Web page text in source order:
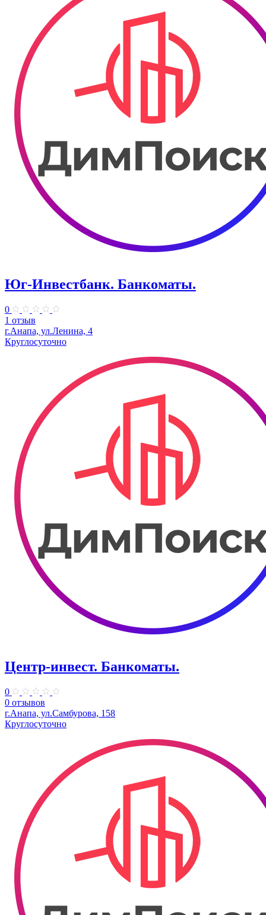
Юг-Инвестбанк. Банкоматы.
0
1 отзыв
г.Анапа, ул.Ленина, 4​
Круглосуточно
Центр-инвест. Банкоматы.
0
0 отзывов
г.Анапа, ул.Самбурова, 158
Круглосуточно